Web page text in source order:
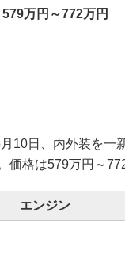
579万円～772万円
10日、内外装を一
価格は579万円～
エンジン